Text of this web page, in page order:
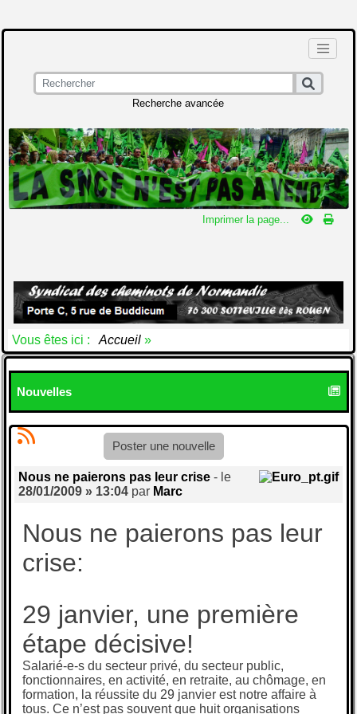
Recherche avancée
Imprimer la page...
Vous êtes ici : Accueil »
Nouvelles
Poster une nouvelle
Nous ne paierons pas leur crise - le
28/01/2009 » 13:04par Marc
Nous ne paierons pas leur
crise:
29 janvier, une première
étape décisive!
Salarié-e-s du secteur privé, du secteur public,
fonctionnaires, en activité, en retraite, au chômage, en
formation, la réussite du 29 janvier est notre affaire à
tous. Ce n’est pas souvent que huit organisations